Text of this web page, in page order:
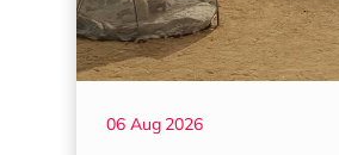
06 Aug 2026